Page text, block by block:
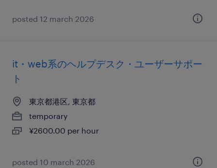
posted 12 march 2026
it・web系のヘルプデスク・ユーザーサポー
ト
東京都港区, 東京都
temporary
¥2600.00 per hour
posted 10 march 2026